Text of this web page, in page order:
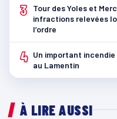
3
Tour des Yoles et
infractions relevées
l’ordre
4 Un important incendie
au Lamentin
À LIRE AUSSI